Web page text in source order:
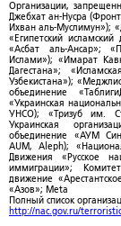
Организации,
Джебхат ан-Нусра
Ихван аль-Муслимун»);
«Египетский
«Асбат аль-Ансар»;
Ислами»); «Имарат
Дагестана»;
Узбекистана»);
объединение
«Украинская
УНСО); «Тризуб им.
Украинская
объединение «АУМ
AUM, Aleph);
Движения «Русское
иммиграции»;
движение
«Азов»; Meta
Полный список
http://nac.gov.ru/